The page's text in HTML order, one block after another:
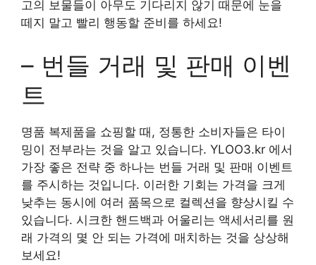
고의 보물들이 아무도 기다리지 않기 때문에 눈을
떼지 말고 빨리 행동할 준비를 하세요!
– 번들 거래 및 판매 이벤
트
명품 복제품을 쇼핑할 때, 정통한 소비자들은 타이
밍이 전부라는 것을 알고 있습니다. YLOO3.kr 에서
가장 좋은 전략 중 하나는 번들 거래 및 판매 이벤트
를 주시하는 것입니다. 이러한 기회는 가격을 크게
낮추는 동시에 여러 품목으로 컬렉션을 향상시킬 수
있습니다. 시크한 핸드백과 어울리는 액세서리를 원
래 가격의 몇 안 되는 가격에 매치하는 것을 상상해
보세요!